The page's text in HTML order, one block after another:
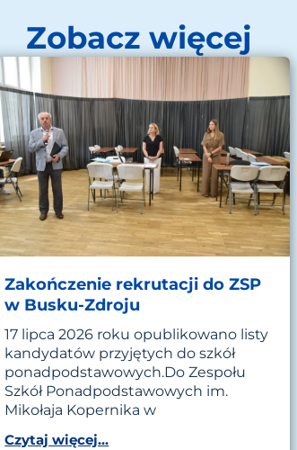
Zobacz więcej
Zakończenie rekrutacji do ZSP
w Busku-Zdroju
17 lipca 2026 roku opublikowano listy
kandydatów przyjętych do szkół
ponadpodstawowych.Do Zespołu
Szkół Ponadpodstawowych im.
Mikołaja Kopernika w
Czytaj więcej...